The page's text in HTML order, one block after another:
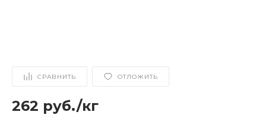
СРАВНИТЬ ОТЛОЖИТЬ
262 руб./кг